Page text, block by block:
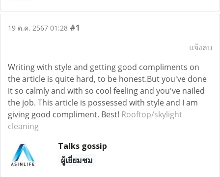
19 ต.ค. 2567 01:28 #1
แจ้งลบ
Writing with style and getting good compliments on
the article is quite hard, to be honest.But you've done
it so calmly and with so cool feeling and you've nailed
the job. This article is possessed with style and I am
giving good compliment. Best! Rooftop/skylight
cleaning
Talks gossip
ผู้เยี่ยมชม